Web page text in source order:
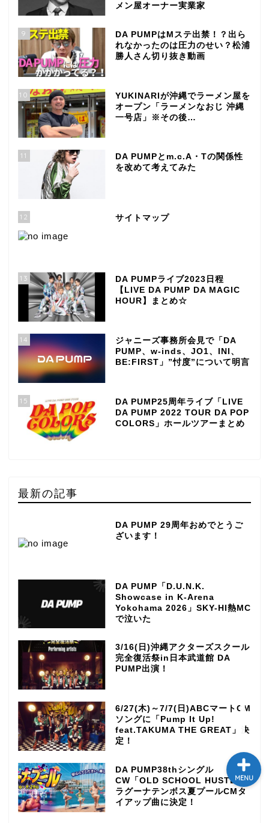
メン屋オーナー実業家
9
DA PUMPはMステ出禁！？出ら
れなかったのは圧力のせい？松浦
勝人さん切り抜き動画
10
YUKINARIが沖縄でラーメン屋を
オープン「ラーメンなおじ 沖縄
一号店」※その後…
11
DA PUMPとm.c.A・Tの関係性
を改めて考えてみた
12 サイトマップ
13
DA PUMPライブ2023日程
【LIVE DA PUMP DA MAGIC
HOUR】まとめ☆
14
ジャニーズ事務所会見で「DA
PUMP、w-inds、JO1、INI、
BE:FIRST」”忖度”について明言
15
DA PUMP25周年ライブ「LIVE
DA PUMP 2022 TOUR DA POP
COLORS」ホールツアーまとめ
最新の記事
DA PUMP 29周年おめでとうご
ざいます！
DA PUMP「D.U.N.K.
Showcase in K-Arena
Yokohama 2026」SKY-HI熱MC
で泣いた
3/16(日)沖縄アクターズスクール
完全復活祭in日本武道館 DA
PUMP出演！
6/27(木)～7/7(日)ABCマートCM
ソングに「Pump It Up!
feat.TAKUMA THE GREAT」決
定！
DA PUMP38thシングル
CW「OLD SCHOOL HUSTLE」
ラグーナテンボス夏プールCMタ
イアップ曲に決定！
MENU
ラジオ
メゾン・ド・ミュージック
～DA PUMP YORIの晴れ
ばれラジオ～